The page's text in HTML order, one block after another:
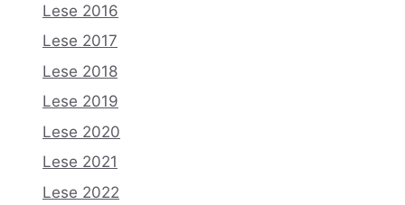
Lese 2016
Lese 2017
Lese 2018
Lese 2019
Lese 2020
Lese 2021
Lese 2022